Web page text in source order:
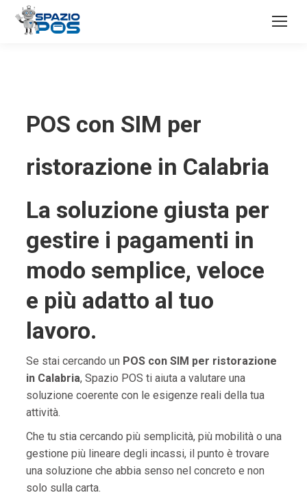
POS con SIM per
ristorazione in Calabria
La soluzione giusta per
gestire i pagamenti in
modo semplice, veloce
e più adatto al tuo
lavoro.
Se stai cercando un POS con SIM per ristorazione
in Calabria, Spazio POS ti aiuta a valutare una
soluzione coerente con le esigenze reali della tua
attività.
Che tu stia cercando più semplicità, più mobilità o una
gestione più lineare degli incassi, il punto è trovare
una soluzione che abbia senso nel concreto e non
solo sulla carta.